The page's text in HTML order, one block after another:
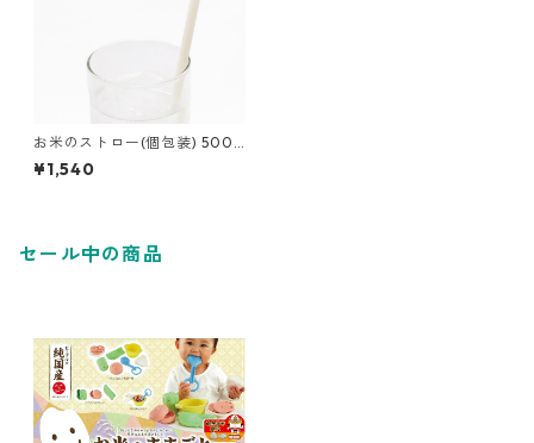
お米のストロー(個包装) 500
本／1箱
¥1,540
セール中の商品